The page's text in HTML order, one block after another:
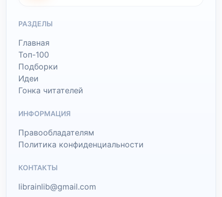
РАЗДЕЛЫ
Главная
Топ-100
Подборки
Идеи
Гонка читателей
ИНФОРМАЦИЯ
Правообладателям
Политика конфиденциальности
КОНТАКТЫ
librainlib@gmail.com